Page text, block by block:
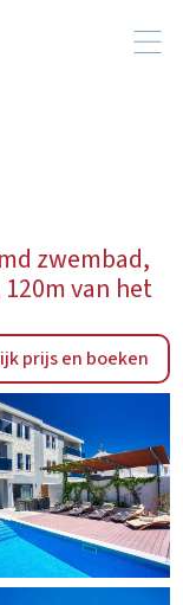
zwembad,
van het
prijs en boeken